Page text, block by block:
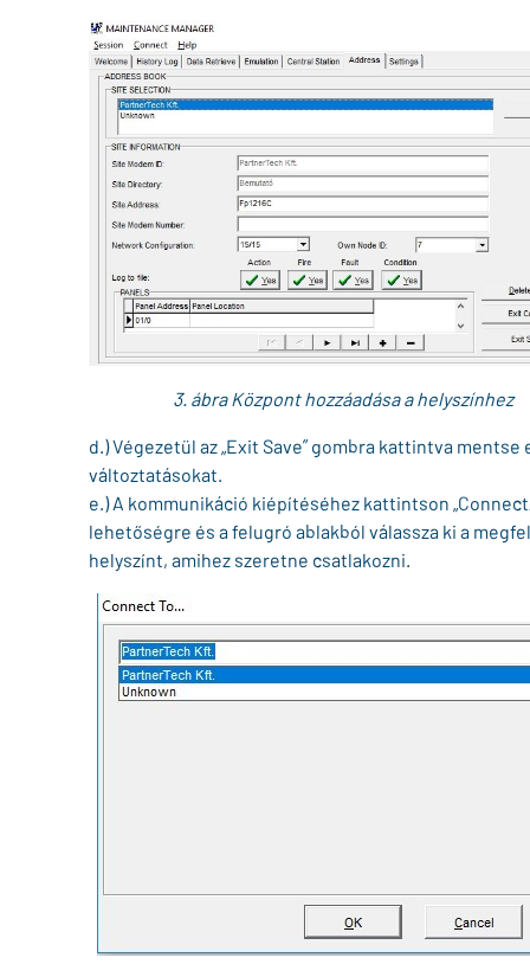
3. ábra Központ hozzáadása a helyszínhez
d.) Végezetül az „Exit Save” gombra kattintva mentse
változtatásokat.
e.) A kommunikáció kiépítéséhez kattintson
lehetőségre és a felugró ablakból válassza ki a
helyszínt, amihez szeretne csatlakozni.